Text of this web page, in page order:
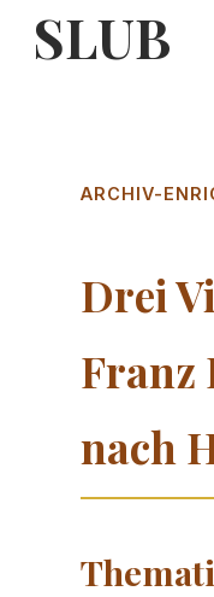
SLUB
ARCHIV-
Drei
Franz
nach